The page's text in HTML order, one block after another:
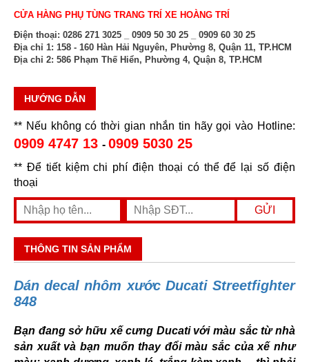
CỬA HÀNG PHỤ TÙNG TRANG TRÍ XE HOÀNG TRÍ
Điện thoại: 0286 271 3025 _ 0909 50 30 25 _ 0909 60 30 25
Địa chỉ 1: 158 - 160 Hàn Hải Nguyên, Phường 8, Quận 11, TP.HCM
Địa chỉ 2: 586 Phạm Thế Hiển, Phường 4, Quận 8, TP.HCM
HƯỚNG DẪN
** Nếu không có thời gian nhắn tin hãy gọi vào Hotline:
0909 4747 13 - 0909 5030 25
** Để tiết kiệm chi phí điện thoại có thể để lại số điện
thoại
THÔNG TIN SẢN PHẨM
Dán decal nhôm xước Ducati Streetfighter
848
Bạn đang sở hữu xế cưng Ducati với màu sắc từ nhà
sản xuất và bạn muốn thay đổi màu sắc của xế như